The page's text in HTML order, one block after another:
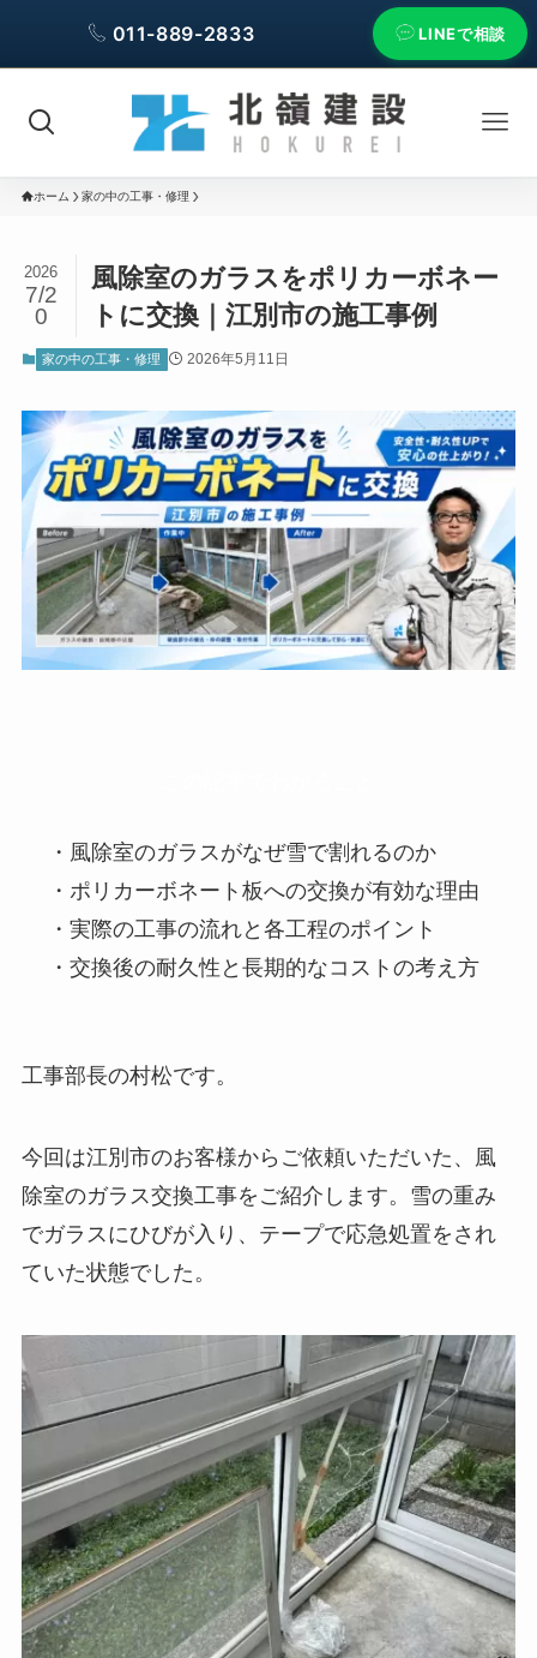
011-889-2833 LINEで相談
ホーム 家の中の工事・修理
風除室のガラスをポリカーボネー
トに交換｜江別市の施工事例
2026
7/2
0
家の中の工事・修理 2026年5月11日
・風除室のガラスがなぜ雪で割れるのか
・ポリカーボネート板への交換が有効な理由
・実際の工事の流れと各工程のポイント
・交換後の耐久性と長期的なコストの考え方
工事部長の村松です。
今回は江別市のお客様からご依頼いただいた、風
除室のガラス交換工事をご紹介します。雪の重み
でガラスにひびが入り、テープで応急処置をされ
ていた状態でした。